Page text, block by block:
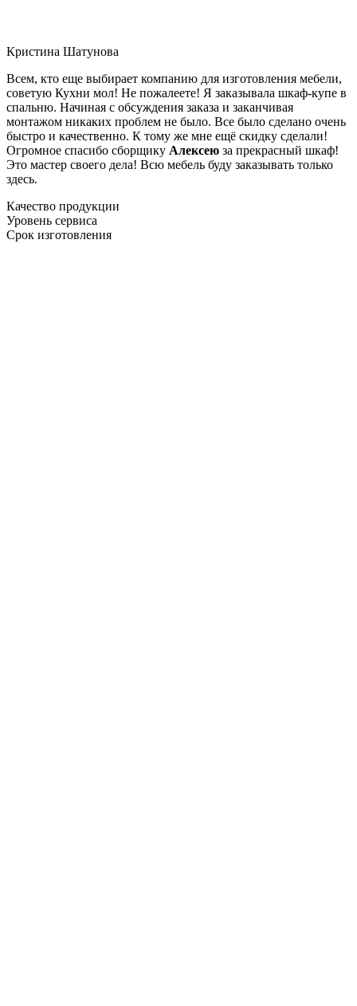
Кристина Шатунова
Всем, кто еще выбирает компанию для изготовления мебели,
советую Кухни мол! Не пожалеете! Я заказывала шкаф-купе в
спальню. Начиная с обсуждения заказа и заканчивая
монтажом никаких проблем не было. Все было сделано очень
быстро и качественно. К тому же мне ещё скидку сделали!
Огромное спасибо сборщику Алексею за прекрасный шкаф!
Это мастер своего дела! Всю мебель буду заказывать только
здесь.
Качество продукции
Уровень сервиса
Срок изготовления